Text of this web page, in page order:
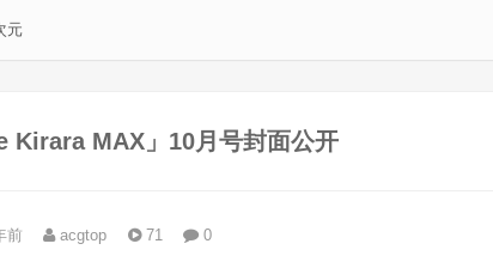
元
Kirara MAX」10月号封面公开
前 acgtop 71 0